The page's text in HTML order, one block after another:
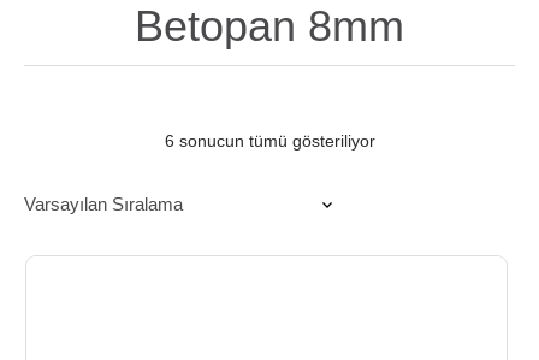
Betopan 8mm
6 sonucun tümü gösteriliyor